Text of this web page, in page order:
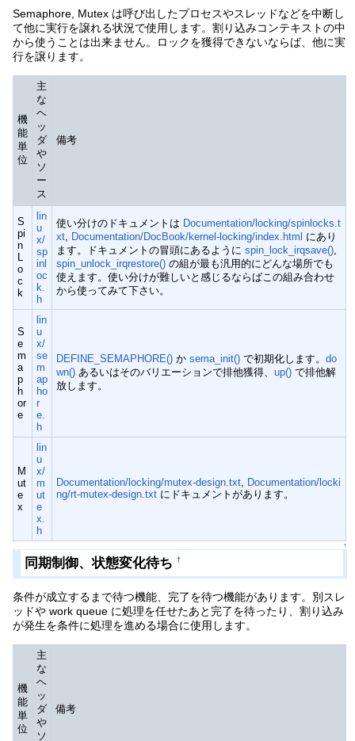
Semaphore, Mutex は呼び出したプロセスやスレッドなどを中断し
て他に実行を譲れる状況で使用します。割り込みコンテキストの中
から使うことは出来ません。ロックを獲得できないならば、他に実
行を譲ります。
機
能
単
位
主
な
ヘ
ッ
ダ
や
ソ
ー
ス
備考
S
pi
n
L
o
c
k
lin
u
x/
sp
inl
oc
k.
h
使い分けのドキュメントは Documentation/locking/spinlocks.t
xt Documentation/DocBook/kernel-locking/index.html にあり
ます。ドキュメントの冒頭にあるようにspin_lock_irqsave()
spin_unlock_irqrestore() の組が最も汎用的にどんな場所でも
使えます。使い分けが難しいと感じるならばこの組み合わせ
から使ってみて下さい。
S
e
m
a
p
h
or
e
lin
u
x/
se
m
ap
ho
r
e.
h
DEFINE_SEMAPHORE() かsema_init() で初期化します。do
wn() あるいはそのバリエーションで排他獲得、up() で排他解
放します。
M
ut
e
x
lin
u
x/
m
ut
e
x.
h
Documentation/locking/mutex-design.txt Documentation/locki
ng/rt-mutex-design.txt にドキュメントがあります。
↑
同期制御、状態変化待ち †
条件が成立するまで待つ機能、完了を待つ機能があります。別スレ
ッドや work queue に処理を任せたあと完了を待ったり、割り込み
が発生を条件に処理を進める場合に使用します。
機
能
単
位
主
な
ヘ
ッ
ダ
や
ソ
備考